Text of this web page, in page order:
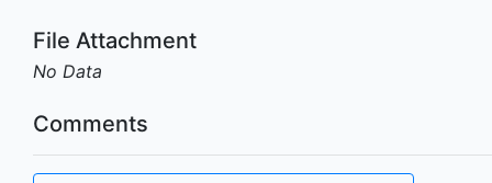
File Attachment
No Data
Comments